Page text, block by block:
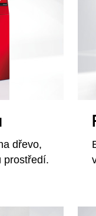
dřevo,
prostředí.